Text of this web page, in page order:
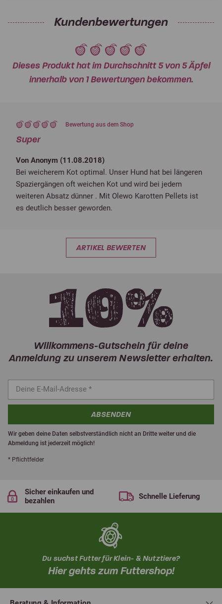
Kundenbewertungen
Dieses Produkt hat im Durchschnitt 5 von 5 Äpfel
innerhalb von 1 Bewertungen bekommen.
Bewertung aus dem Shop
Super
Von Anonym (11.08.2018)
Bei weicherem Kot optimal. Unser Hund hat bei längeren
Spaziergängen oft weichen Kot und wird bei jedem
weiteren Absatz dünner . Mit Olewo Karotten Pellets ist
es deutlich besser geworden.
ARTIKEL BEWERTEN
Willkommens-Gutschein für deine
Anmeldung zu unserem Newsletter erhalten.
ABSENDEN
Wir geben deine Daten selbstverständlich nicht an Dritte weiter und die
Abmeldung ist jederzeit möglich!
* Pflichtfelder
Sicher einkaufen und
bezahlen
Schnelle Lieferung
Du suchst Futter für Klein- & Nutztiere?
Hier gehts zum Futtershop!